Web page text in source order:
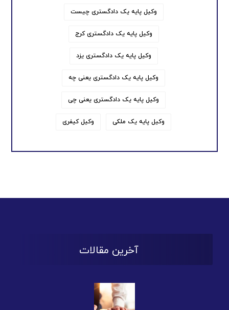
وکیل پایه یک دادگستری چیست
وکیل پایه یک دادگستری کرج
وکیل پایه یک دادگستری یزد
وکیل پایه یک دادگستری یعنی چه
وکیل پایه یک دادگستری یعنی چی
وکیل پایه یک ملکی وکیل کیفری
آخرین مقالات